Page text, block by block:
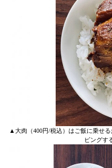
▲大肉（400円/税込）はご飯に乗せ
ピングす